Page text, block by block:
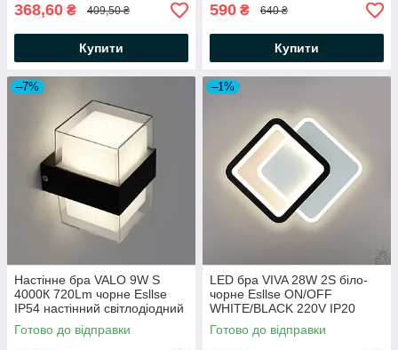
368,60 ₴ 409,50 ₴
Купити
590 ₴ 640 ₴
Купити
–7%
Настінне бра VALO 9W S
4000К 720Lm чорне Esllse
IP54 настінний світлодіодний
LED світильник
105х95х135мм
Готово до відправки
–1%
LED бра VIVA 28W 2S біло-
чорне Esllse ON/OFF
WHITE/BLACK 220V IP20
настінний світильник "два
ромба" 250×200×40мм
Готово до відправки